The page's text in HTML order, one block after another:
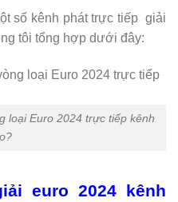
số kênh phát trực tiếp giải
tôi tổng hợp dưới đây:
loại Euro 2024 trực tiếp kênh
euro 2024 kênh